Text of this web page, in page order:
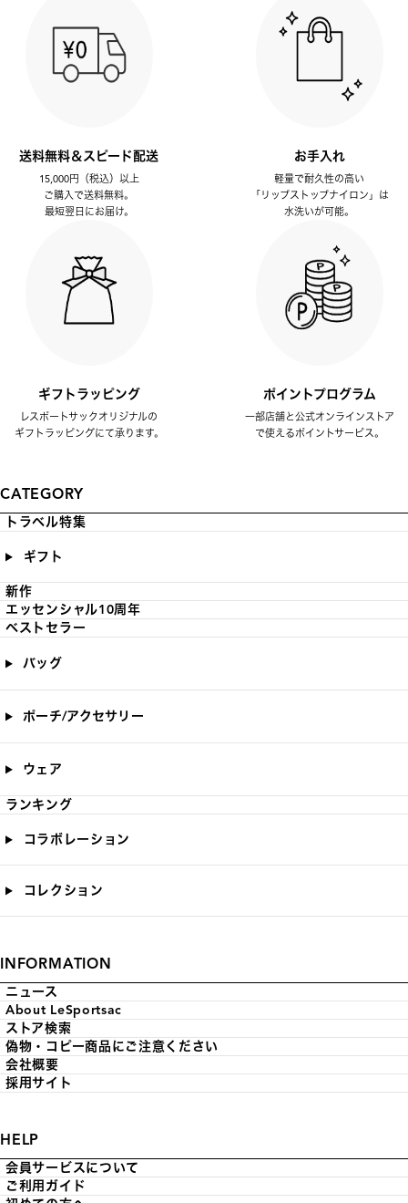
送料無料＆スピード配送
15,000円（税込）以上
ご購入で送料無料。
最短翌日にお届け。
お手入れ
軽量で耐久性の高い
「リップストップナイロン」は
水洗いが可能。
ギフトラッピング
レスポートサックオリジナルの
ギフトラッピングにて承ります。
ポイントプログラム
一部店舗と公式オンラインストア
で使えるポイントサービス。
CATEGORY
トラベル特集
ギフト
新作
エッセンシャル10周年
ベストセラー
バッグ
ポーチ/アクセサリー
ウェア
ランキング
コラボレーション
コレクション
INFORMATION
ニュース
About LeSportsac
ストア検索
偽物・コピー商品にご注意ください
会社概要
採用サイト
HELP
会員サービスについて
ご利用ガイド